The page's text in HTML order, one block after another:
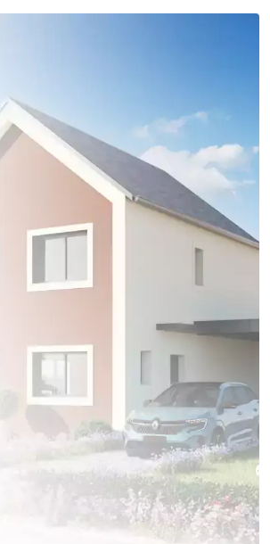
TERRAIN
TERRAIN
TERRAIN
TERRAIN
TERRAIN
(60550)